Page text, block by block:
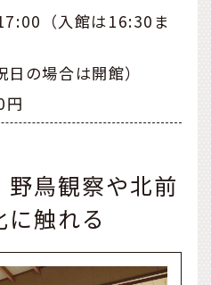
（入館は16:30ま
日の場合は開館）
円
野鳥観察や北前
触れる